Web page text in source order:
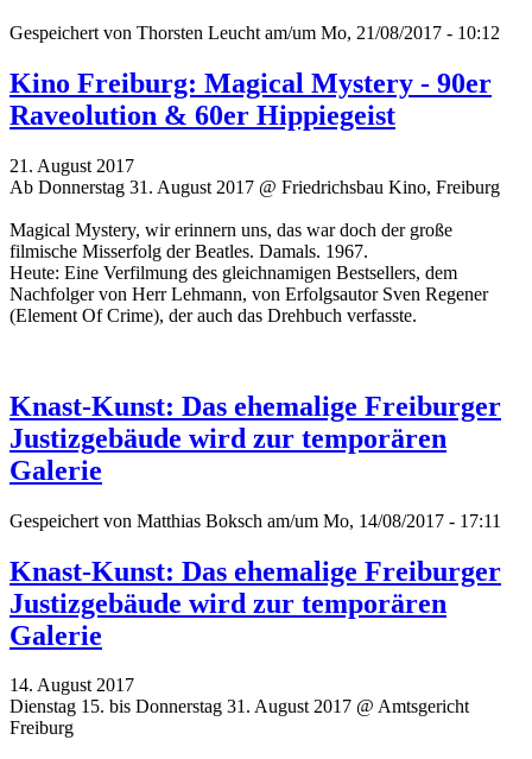
Gespeichert von Thorsten Leucht am/um Mo, 21/08/2017 - 10:12
Kino Freiburg: Magical Mystery - 90er
Raveolution & 60er Hippiegeist
21. August 2017
Ab Donnerstag 31. August 2017 @ Friedrichsbau Kino, Freiburg
Magical Mystery, wir erinnern uns, das war doch der große
filmische Misserfolg der Beatles. Damals. 1967.
Heute: Eine Verfilmung des gleichnamigen Bestsellers, dem
Nachfolger von Herr Lehmann, von Erfolgsautor Sven Regener
(Element Of Crime), der auch das Drehbuch verfasste.
Knast-Kunst: Das ehemalige Freiburger
Justizgebäude wird zur temporären
Galerie
Gespeichert von Matthias Boksch am/um Mo, 14/08/2017 - 17:11
Knast-Kunst: Das ehemalige Freiburger
Justizgebäude wird zur temporären
Galerie
14. August 2017
Dienstag 15. bis Donnerstag 31. August 2017 @ Amtsgericht
Freiburg